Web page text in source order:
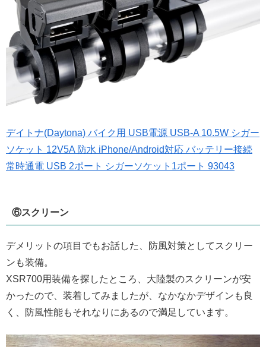
デイトナ(Daytona) バイク用 USB電源 USB-A 10.5W シガー
ソケット 12V5A 防水 iPhone/Android対応 バッテリー接続
常時通電 USB 2ポート シガーソケット1ポート 93043
⑥スクリーン
デメリットの項目でもお話した、防風対策としてスクリー
ンも装備。
XSR700用装備を探したところ、大陸製のスクリーンが安
かったので、装着してみましたが、なかなかデザインも良
く、防風性能もそれなりにあるので満足しています。